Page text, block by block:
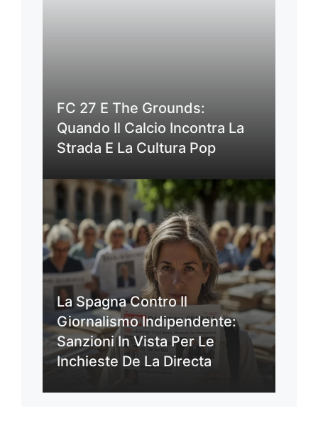
FC 27 E The Grounds:
Quando Il Calcio Incontra La
Strada E La Cultura Pop
La Spagna Contro Il
Giornalismo Indipendente:
Sanzioni In Vista Per Le
Inchieste De La Directa